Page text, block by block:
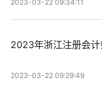
2023-03-22 09:34:11
2023年浙江注册会
2023-03-22 09:29:49